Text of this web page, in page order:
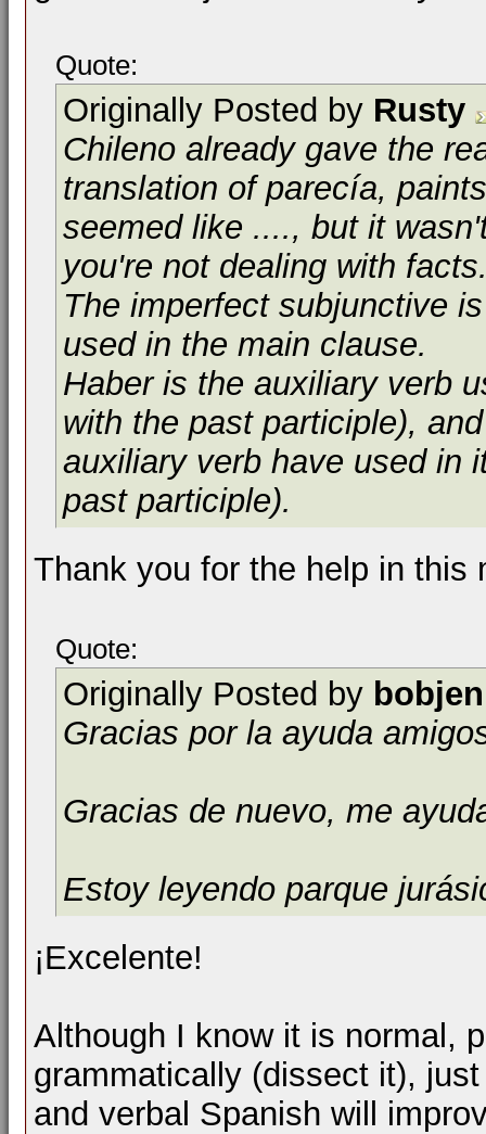
Quote:
Originally Posted by Rusty
Chileno already gave the
translation ofparecía,
seemed like ...., but it
you're not dealing with
The imperfect subjunctive
used in the main clause.
Haberis the auxiliary verb
with the past participle),
auxiliary verb have used in
past participle).
Thank you for the help in this
Quote:
Originally Posted by
Gracias por la ayuda
Gracias de nuevo, me
Estoy leyendo parque
¡Excelente!
Although I know it is normal,
grammatically (dissect it),
and verbal Spanish will